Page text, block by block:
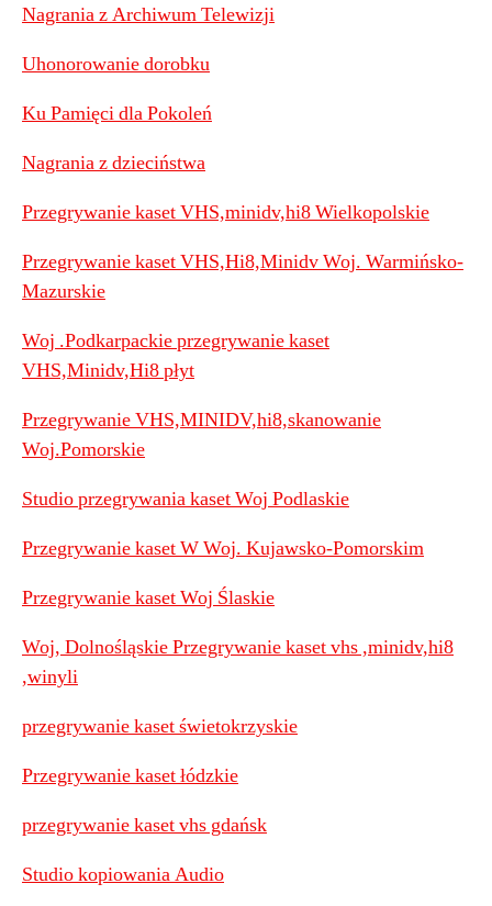
Nagrania z Archiwum Telewizji
Uhonorowanie dorobku
Ku Pamięci dla Pokoleń
Nagrania z dzieciństwa
Przegrywanie kaset VHS,minidv,hi8 Wielkopolskie
Przegrywanie kaset VHS,Hi8,Minidv Woj. Warmińsko-
Mazurskie
Woj .Podkarpackie przegrywanie kaset
VHS,Minidv,Hi8 płyt
Przegrywanie VHS,MINIDV,hi8,skanowanie
Woj.Pomorskie
Studio przegrywania kaset Woj Podlaskie
Przegrywanie kaset W Woj. Kujawsko-Pomorskim
Przegrywanie kaset Woj Ślaskie
Woj, Dolnośląskie Przegrywanie kaset vhs ,minidv,hi8
,winyli
przegrywanie kaset świetokrzyskie
Przegrywanie kaset łódzkie
przegrywanie kaset vhs gdańsk
Studio kopiowania Audio